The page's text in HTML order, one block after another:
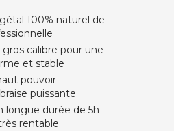
100% naturel de
calibre pour une
et stable
pouvoir
puissante
longue durée de 5h
rentable